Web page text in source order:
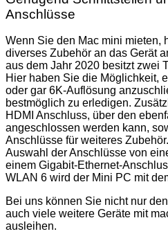
Anschlüsse
Wenn Sie den Mac mini mieten,
diverses Zubehör an das Gerät
aus dem Jahr 2020 besitzt zwei
Hier haben Sie die Möglichkeit,
oder gar 6K-Auflösung
bestmöglich zu erledigen.
HDMI Anschluss, über den
angeschlossen werden kann,
Anschlüsse für weiteres
Auswahl der Anschlüsse von
einem Gigabit-Ethernet-
WLAN 6 wird der Mini PC mit
Bei uns können Sie nicht nur
auch viele weitere Geräte mit
ausleihen.